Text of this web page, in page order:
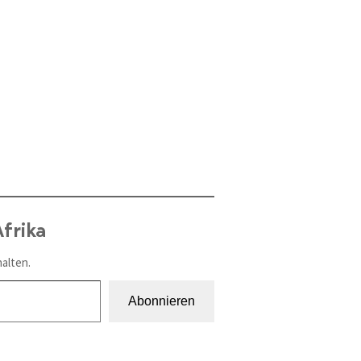
Abonnieren